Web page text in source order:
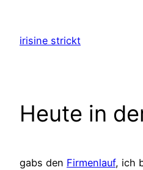
springen
irisine strickt
Heute in
gabs den Firmenlauf, ich